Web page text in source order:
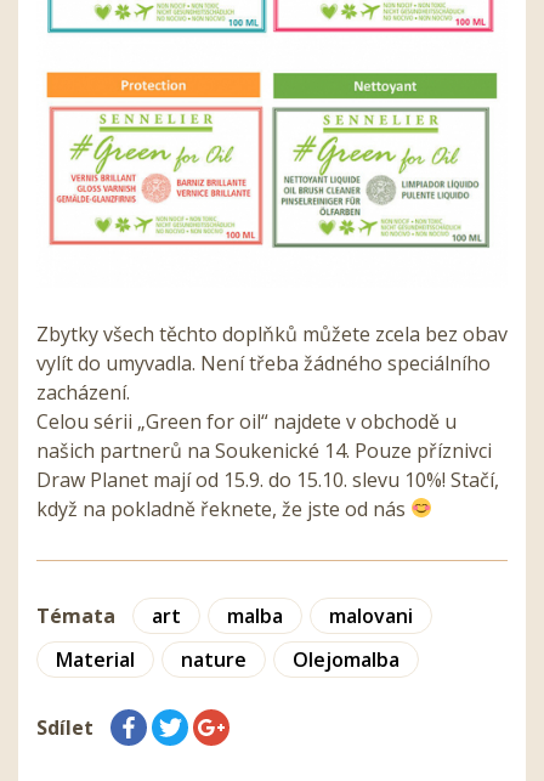
Zbytky všech těchto doplňků můžete zcela bez obav
vylít do umyvadla. Není třeba žádného speciálního
zacházení.
Celou sérii „Green for oil“ najdete v obchodě u
našich partnerů na Soukenické 14. Pouze příznivci
Draw Planet mají od 15.9. do 15.10. slevu 10%! Stačí,
když na pokladně řeknete, že jste od nás
Témata art malba
malovani
Material
nature Olejomalba
Sdílet